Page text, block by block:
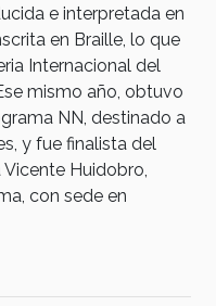
e interpretada en
en Braille, lo que
Internacional del
mismo año, obtuvo
NN, destinado a
y fue finalista del
Huidobro,
con sede en